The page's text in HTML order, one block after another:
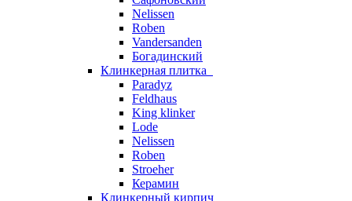
Nelissen
Roben
Vandersanden
Богадинский
Клинкерная плитка
Paradyz
Feldhaus
King klinker
Lode
Nelissen
Roben
Stroeher
Керамин
Клинкерный кирпич